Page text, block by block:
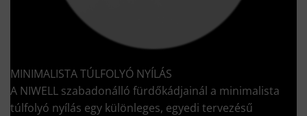
MINIMALISTA TÚLFOLYÓ NYÍLÁS
A NIWELL szabadonálló fürdőkádjainál a minimalista
túlfolyó nyílás egy különleges, egyedi tervezésű